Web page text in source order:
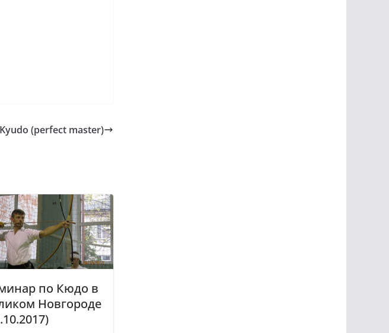
Kyudo (perfect master)
по Кюдо в
Новгороде